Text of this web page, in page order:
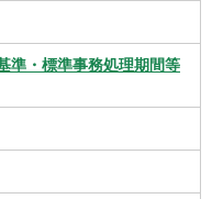
準・標準事務処理期間等